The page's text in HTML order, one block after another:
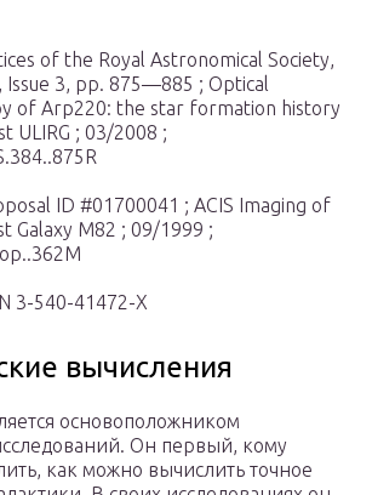
of the Royal Astronomical Society,
Issue 3, pp. 875—885 ; Optical
of Arp220: the star formation history
ULIRG ; 03/2008 ;
ID #01700041 ; ACIS Imaging of
Galaxy M82 ; 09/1999 ;
3-540-41472-X
вычисления
основоположником
Он первый, кому
как можно вычислить точное